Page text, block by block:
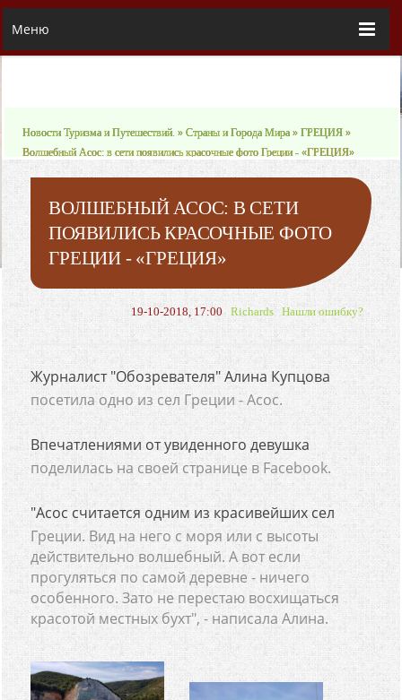
Меню
Новости Туризма и Путешествий. »Страны и Города Мира »ГРЕЦИЯ »
Волшебный Асос: в сети появились красочные фото Греции - «ГРЕЦИЯ»
ВОЛШЕБНЫЙ АСОС: В СЕТИ
ПОЯВИЛИСЬ КРАСОЧНЫЕ ФОТО
ГРЕЦИИ - «ГРЕЦИЯ»
19-10-2018, 17:00 Richards Нашли ошибку?
Журналист "Обозревателя" Алина Купцова
посетила одно из сел Греции - Асос.
Впечатлениями от увиденного девушка
поделилась на своей странице в Facebook.
"Асос считается одним из красивейших сел
Греции. Вид на него с моря или с высоты
действительно волшебный. А вот если
прогуляться по самой деревне - ничего
особенного. Зато не перестаю восхищаться
красотой местных бухт", - написала Алина.